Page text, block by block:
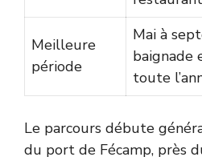
Meilleure
période
Mai à
baignade
toute
Le parcours débute
du port de Fécamp, près